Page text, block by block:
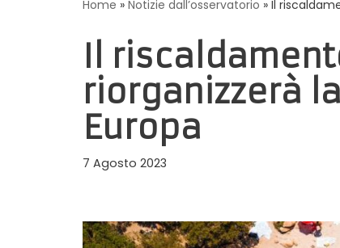
Home » Notizie dall’osservatorio » Il
Il
riorganizzerà
Europa
7 Agosto 2023